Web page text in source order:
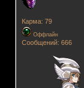
Карма: 79
Оффлайн
Сообщений: 666